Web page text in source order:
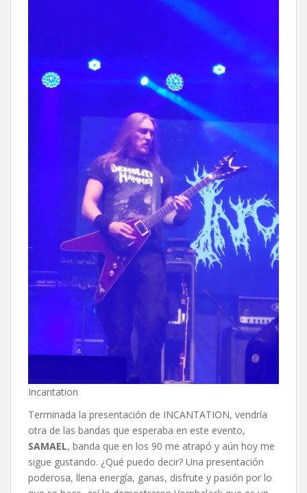
Incantation
Terminada la presentación de INCANTATION, vendría
otra de las bandas que esperaba en este evento,
SAMAEL, banda que en los 90 me atrapó y aún hoy me
sigue gustando. ¿Qué puedo decir? Una presentación
poderosa, llena energía, ganas, disfrute y pasión por lo